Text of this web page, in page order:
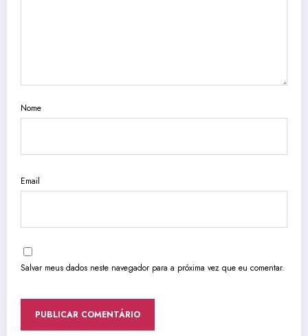
Nome
Email
Salvar meus dados neste navegador para a próxima vez que eu comentar.